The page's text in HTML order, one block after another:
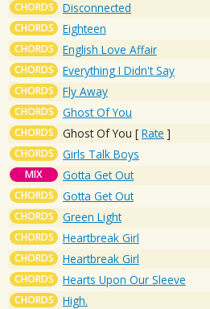
CHORDS Disconnected
CHORDS Eighteen
CHORDS English Love Affair
CHORDS Everything I Didn't Say
CHORDS Fly Away
CHORDS Ghost Of You
CHORDS Ghost Of You [ Rate ]
CHORDS Girls Talk Boys
MIX Gotta Get Out
CHORDS Gotta Get Out
CHORDS Green Light
CHORDS Heartbreak Girl
CHORDS Heartbreak Girl
CHORDS Hearts Upon Our Sleeve
CHORDS High.